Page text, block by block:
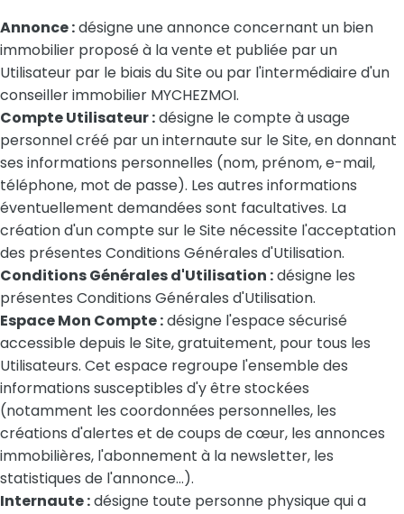
Annonce :désigne une annonce concernant un bien
immobilier proposé à la vente et publiée par un
Utilisateur par le biais du Site ou par l'intermédiaire d'un
conseiller immobilier MYCHEZMOI.
Compte Utilisateur :désigne le compte à usage
personnel créé par un internaute sur le Site, en donnant
ses informations personnelles (nom, prénom, e-mail,
téléphone, mot de passe). Les autres informations
éventuellement demandées sont facultatives. La
création d'un compte sur le Site nécessite l'acceptation
des présentes Conditions Générales d'Utilisation.
Conditions Générales d'Utilisation :désigne les
présentes Conditions Générales d'Utilisation.
Espace Mon Compte :désigne l'espace sécurisé
accessible depuis le Site, gratuitement, pour tous les
Utilisateurs. Cet espace regroupe l'ensemble des
informations susceptibles d'y être stockées
(notamment les coordonnées personnelles, les
créations d'alertes et de coups de cœur, les annonces
immobilières, l'abonnement à la newsletter, les
statistiques de l'annonce…).
Internaute :désigne toute personne physique qui a